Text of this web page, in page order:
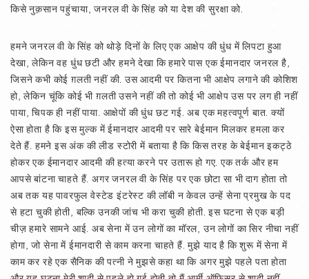
किसे नुक़सान पहुंचाया, जनरल वी के सिंह को या देश की सुरक्षा को.
हमने जनरल वी के सिंह को थोड़े दिनों के लिए एक आक्षेप की धुंध में लिपटा हुआ
देखा, लेकिन वह धुंध छटी और हमने देखा कि हमारे पास एक ईमानदार जनरल है,
जिसने कभी कोई ग़लती नहीं की. उस आदमी पर कितना भी आक्षेप लगाने की कोशिश
हो, लेकिन चूंकि कोई भी ग़लती उसने नहीं की तो कोई भी आक्षेप उस पर लग ही नहीं
पाया, चिपक ही नहीं पाया. आक्षेपों की धुंध छट गई. अब एक महत्वपूर्ण बात. क्यों
ऐसा होता है कि इस मुल्क में ईमानदार आदमी पर सारे बेईमान मिलकर हमला कर
देते हैं. हमने इस अंक की लीड स्टोरी में बताया है कि किस तरह के बेईमान इकट्ठे
होकर एक ईमानदार आदमी की हत्या करने पर उतारू हो गए. एक तर्क और हम
आपसे बांटना चाहते हैं. अगर जनरल वी के सिंह पर एक छोटा सा भी दाग होता तो
अब तक यह पावरफुल वेस्टेड इंटरेस्ट की लॉबी न केवल उन्हें सेना प्रमुख के पद
से हटा चुकी होती, बल्कि उनकी जांच भी करा चुकी होती. इस घटना से एक बड़ी
चीज़ हमारे सामने आई. अब सेना में उन लोगों का मॉरल, उन लोगों का सिर नीचा नहीं
होगा, जो सेना में ईमानदारी से काम करना चाहते हैं. मुझे याद है कि शुरू में सेना में
काम कर रहे एक सैनिक की पत्नी ने मुझसे कहा था कि अगर मुझे पहले पता होता